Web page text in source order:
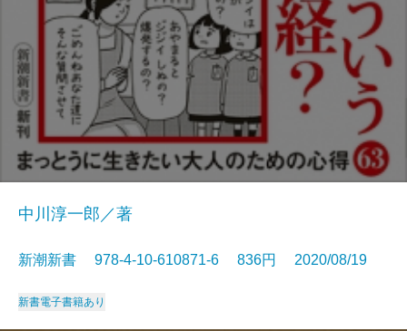
中川淳一郎／著
新潮新書 978-4-10-610871-6 836円 2020/08/19
新書電子書籍あり